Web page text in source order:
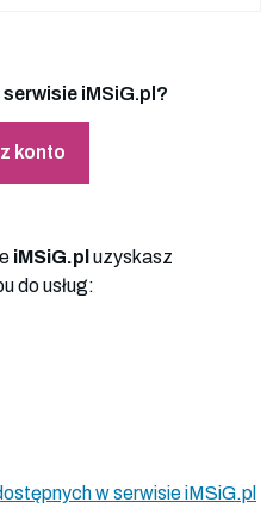
iMSiG.pl?
konto
iMSiG.pl uzyskasz
do usług:
w serwisie iMSiG.pl